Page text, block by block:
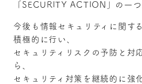
「SECURITY ACTION」の一つ
今後も情報セキュリティに関す
積極的に行い、
セキュリティリスクの予防と対
ら、
セキュリティ対策を継続的に強